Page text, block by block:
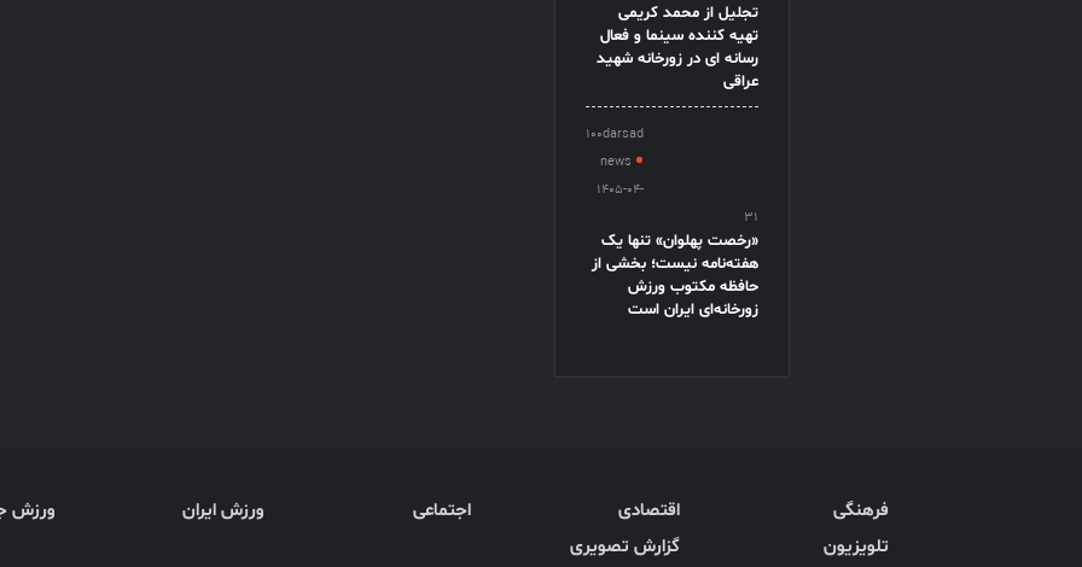
تجلیل از محمد کریمی
تهیه کننده سینما و فعال
رسانه ای در زورخانه شهید
عراقی
100darsad
news
1405-04-
31
«رخصت پهلوان» تنها یک
هفته‌نامه نیست؛ بخشی از
حافظه مکتوب ورزش
زورخانه‌ای ایران است
فرهنگی اقتصادی اجتماعی ورزش ایران ورزش
تلویزیون
گزارش تصویری